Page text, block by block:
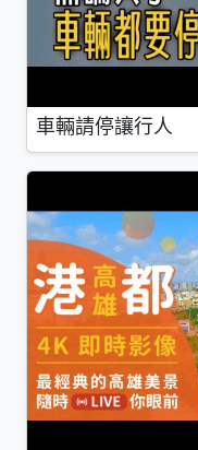
車輛請停讓行人